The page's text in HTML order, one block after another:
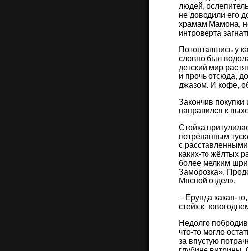
людей,
не доводили его
храмам Мамона,
интроверта
Потоптавшись у
словно был
детский мир
и прочь отсюда,
джазом. И кофе,
Закончив
направился к
Стойка
потрёпанным
с
каких-то жёлтых
более мелким
Заморозка».
Мясной отдел».
– Ерунда какая-
стейк к
Недолго
что-то могло
за впустую